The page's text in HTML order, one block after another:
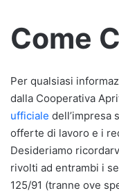
Come
Per qualsiasi
dalla Cooperativa
ufficiale dell’impresa
offerte di lavoro e i
Desideriamo
rivolti ad entrambi i
125/91 (tranne ove